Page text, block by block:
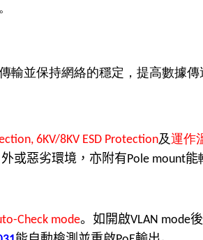
輸並保持網絡的穩定，提高數據傳
6KV/8KV ESD Protection及運作
或惡劣環境，亦附有Pole mount能
Check mode。如開啟VLAN mode